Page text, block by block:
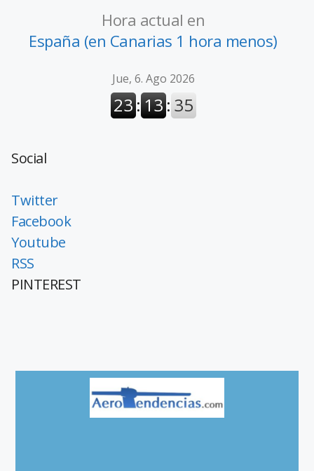
Hora actual en
España (en Canarias 1 hora menos)
Social
Twitter
Facebook
Youtube
RSS
PINTEREST